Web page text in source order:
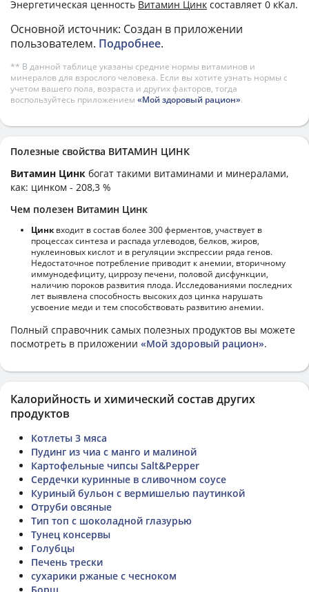
Энергетическая ценность Витамин Цинк составляет 0 кКал.
Основной источник: Создан в приложении
пользователем. Подробнее.
** В данной таблице указаны средние нормы витаминов и
минералов для взрослого человека. Если вы хотите узнать нормы с
учетом вашего пола, возраста и других факторов, тогда
воспользуйтесь приложением «Мой здоровый рацион».
Полезные свойства ВИТАМИН ЦИНК
Витамин Цинк богат такими витаминами и минералами,
как: цинком - 208,3 %
Чем полезен Витамин Цинк
Цинквходит в состав более 300 ферментов, участвует в
процессах синтеза и распада углеводов, белков, жиров,
нуклеиновых кислот и в регуляции экспрессии ряда генов.
Недостаточное потребление приводит к анемии, вторичному
иммунодефициту, циррозу печени, половой дисфункции,
наличию пороков развития плода. Исследованиями последних
лет выявлена способность высоких доз цинка нарушать
усвоение меди и тем способствовать развитию анемии.
Полный справочник самых полезных продуктов вы можете
посмотреть в приложении «Мой здоровый рацион».
Калорийность и химический состав других
продуктов
Котлеты 3 мяса
Пудинг из чиа с манго и малиной
Картофельные чипсы Salt&Pepper
Сердечки куринные в сливочном соусе
Куриный бульон с вермишелью паутинкой
Отруби овсяные
Тип топ с шоколадной глазурью
Тунец консервы
Голубцы
Печень трески
сухарики ржаные с чесноком